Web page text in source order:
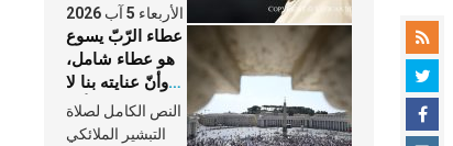
الأربعاء 5 آب 2026
عطاء الرّبّ يسوع
هو عطاء شامل،
وأنّ عنايته بنا لا
تغيب عنّا أبدًا
النص الكامل لصلاة
التبشير الملائكي